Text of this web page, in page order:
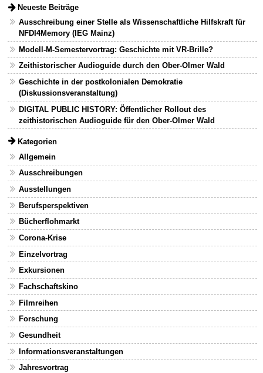
Neueste Beiträge
Ausschreibung einer Stelle als Wissenschaftliche Hilfskraft für
NFDI4Memory (IEG Mainz)
Modell-M-Semestervortrag: Geschichte mit VR-Brille?
Zeithistorischer Audioguide durch den Ober-Olmer Wald
Geschichte in der postkolonialen Demokratie
(Diskussionsveranstaltung)
DIGITAL PUBLIC HISTORY: Öffentlicher Rollout des
zeithistorischen Audioguide für den Ober-Olmer Wald
Kategorien
Allgemein
Ausschreibungen
Ausstellungen
Berufsperspektiven
Bücherflohmarkt
Corona-Krise
Einzelvortrag
Exkursionen
Fachschaftskino
Filmreihen
Forschung
Gesundheit
Informationsveranstaltungen
Jahresvortrag